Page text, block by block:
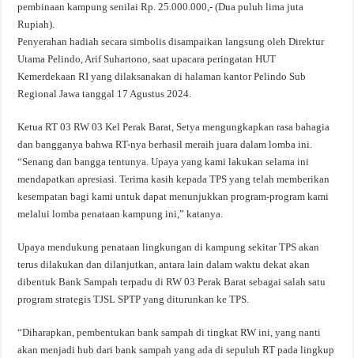
pembinaan kampung senilai Rp. 25.000.000,- (Dua puluh lima juta
Rupiah).
Penyerahan hadiah secara simbolis disampaikan langsung oleh Direktur
Utama Pelindo, Arif Suhartono, saat upacara peringatan HUT
Kemerdekaan RI yang dilaksanakan di halaman kantor Pelindo Sub
Regional Jawa tanggal 17 Agustus 2024.
Ketua RT 03 RW 03 Kel Perak Barat, Setya mengungkapkan rasa bahagia
dan bangganya bahwa RT-nya berhasil meraih juara dalam lomba ini.
“Senang dan bangga tentunya. Upaya yang kami lakukan selama ini
mendapatkan apresiasi. Terima kasih kepada TPS yang telah memberikan
kesempatan bagi kami untuk dapat menunjukkan program-program kami
melalui lomba penataan kampung ini,” katanya.
Upaya mendukung penataan lingkungan di kampung sekitar TPS akan
terus dilakukan dan dilanjutkan, antara lain dalam waktu dekat akan
dibentuk Bank Sampah terpadu di RW 03 Perak Barat sebagai salah satu
program strategis TJSL SPTP yang diturunkan ke TPS.
“Diharapkan, pembentukan bank sampah di tingkat RW ini, yang nanti
akan menjadi hub dari bank sampah yang ada di sepuluh RT pada lingkup